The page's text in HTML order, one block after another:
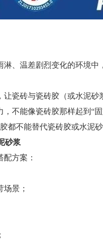
、温差剧烈变化的环境
瓷砖与瓷砖胶（或水泥砂
不能像瓷砖胶那样起到“固
都不能替代瓷砖胶或水泥
砂浆
方案：
景；